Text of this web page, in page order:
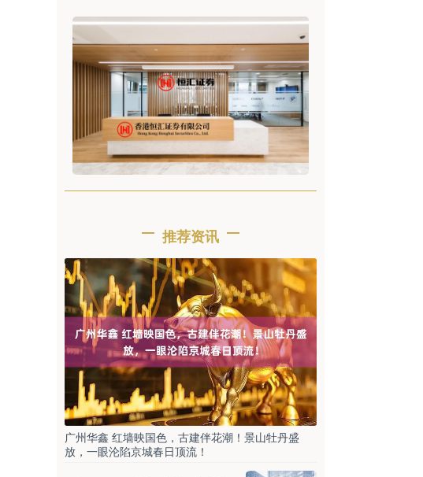
推荐资讯
广州华鑫 红墙映国色，古建伴花潮！景山牡丹盛
放，一眼沦陷京城春日顶流！